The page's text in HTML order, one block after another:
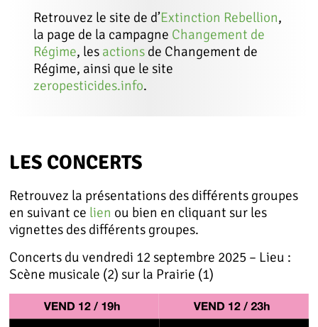
Retrouvez le site de d’Extinction Rebellion,
la page de la campagne Changement de
Régime, les actions de Changement de
Régime, ainsi que le site
zeropesticides.info.
LES CONCERTS
Retrouvez la présentations des différents groupes
en suivant ce lien ou bien en cliquant sur les
vignettes des différents groupes.
Concerts du vendredi 12 septembre 2025 – Lieu :
Scène musicale (2) sur la Prairie (1)